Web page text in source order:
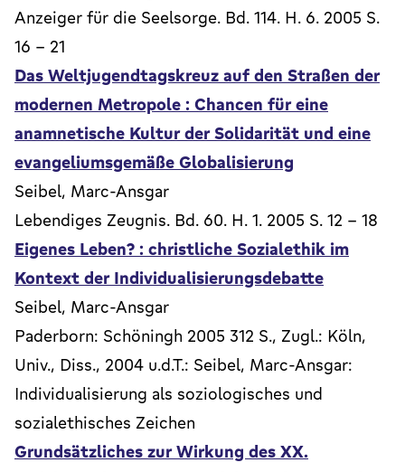
Anzeiger für die Seelsorge. Bd. 114. H. 6. 2005 S.
16 - 21
Das Weltjugendtagskreuz auf den Straßen der
modernen Metropole : Chancen für eine
anamnetische Kultur der Solidarität und eine
evangeliumsgemäße Globalisierung
Seibel, Marc-Ansgar
Lebendiges Zeugnis. Bd. 60. H. 1. 2005 S. 12 - 18
Eigenes Leben? : christliche Sozialethik im
Kontext der Individualisierungsdebatte
Seibel, Marc-Ansgar
Paderborn: Schöningh 2005 312 S., Zugl.: Köln,
Univ., Diss., 2004 u.d.T.: Seibel, Marc-Ansgar:
Individualisierung als soziologisches und
sozialethisches Zeichen
Grundsätzliches zur Wirkung des XX.